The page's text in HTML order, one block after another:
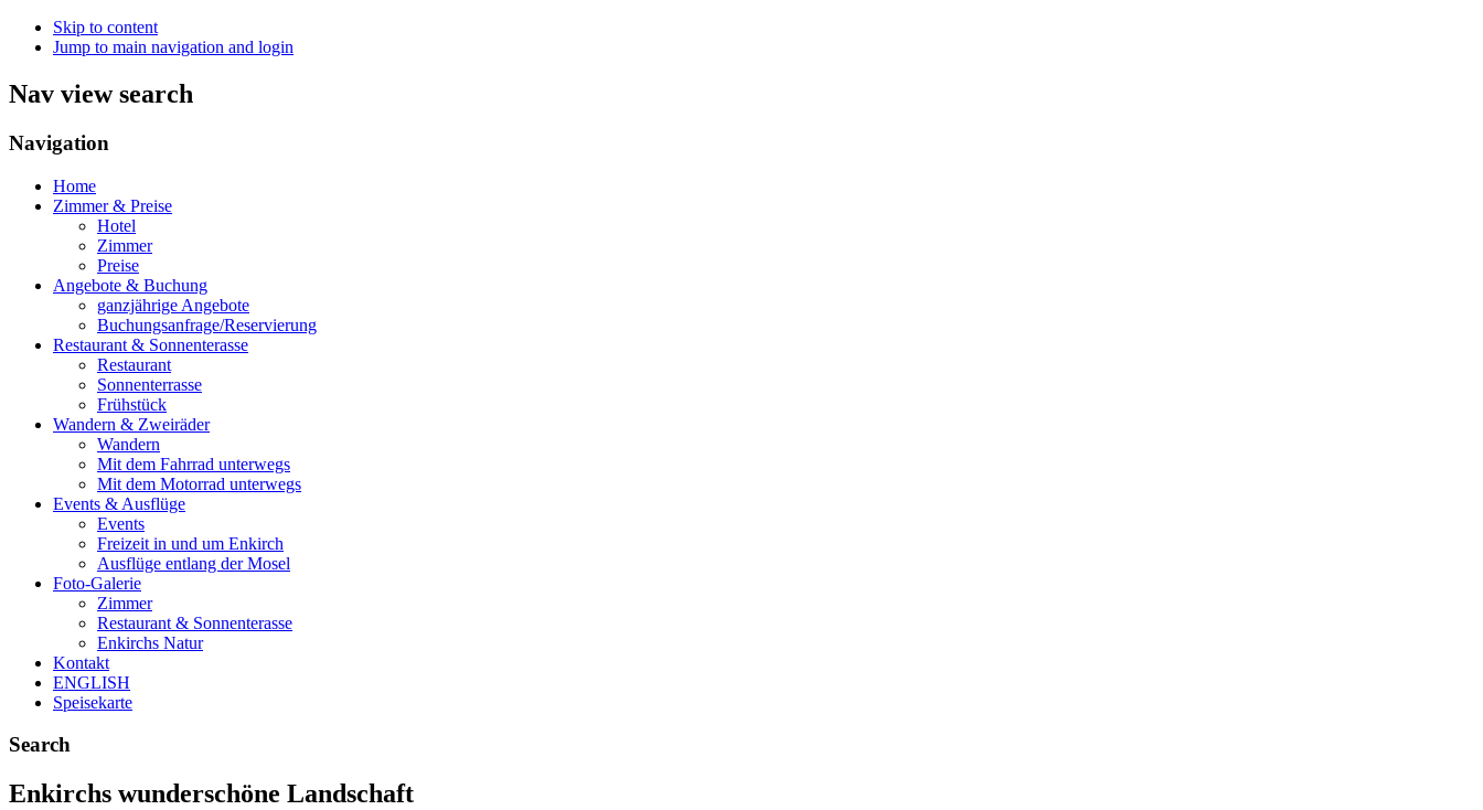
Skip to content
Jump to main navigation and login
Nav view search
Navigation
Home
Zimmer & Preise
Hotel
Zimmer
Preise
Angebote & Buchung
ganzjährige Angebote
Buchungsanfrage/Reservierung
Restaurant & Sonnenterasse
Restaurant
Sonnenterrasse
Frühstück
Wandern & Zweiräder
Wandern
Mit dem Fahrrad unterwegs
Mit dem Motorrad unterwegs
Events & Ausflüge
Events
Freizeit in und um Enkirch
Ausflüge entlang der Mosel
Foto-Galerie
Zimmer
Restaurant & Sonnenterasse
Enkirchs Natur
Kontakt
ENGLISH
Speisekarte
Search
Enkirchs wunderschöne Landschaft